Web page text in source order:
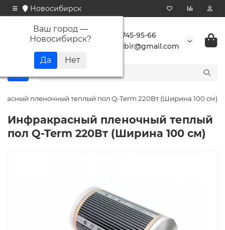
Новосибирск
Ваш город —
Новосибирск?
+7 923 745-95-66
buransibir@gmail.com
пленочный теплый пол Q-Term 220Вт (Ширина 100 см)
Инфракрасный пленочный теплый
пол Q-Term 220Вт (Ширина 100 см)